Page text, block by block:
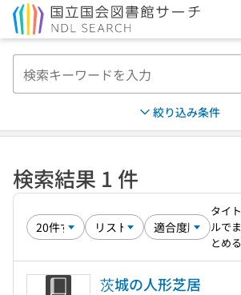
絞り込み条件
検索結果 1 件
タイト
ルでま
とめる
茨城の人形芝居